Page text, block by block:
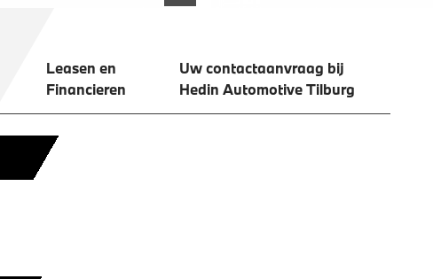
Leasen en
Financieren
Uw contactaanvraag bij
Hedin Automotive Tilburg